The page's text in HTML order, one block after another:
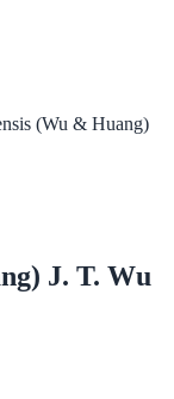
(Wu & Huang)
J. T. Wu